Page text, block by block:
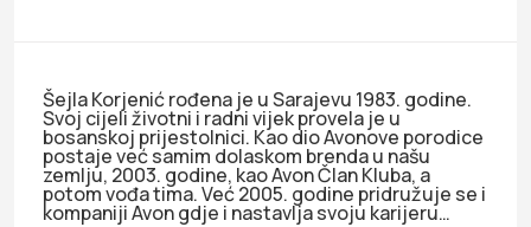
Šejla Korjenić rođena je u Sarajevu 1983. godine.
Svoj cijeli životni i radni vijek provela je u
bosanskoj prijestolnici. Kao dio Avonove porodice
postaje već samim dolaskom brenda u našu
zemlju, 2003. godine, kao Avon Član Kluba, a
potom vođa tima. Već 2005. godine pridružuje se i
kompaniji Avon gdje i nastavlja svoju karijeru…